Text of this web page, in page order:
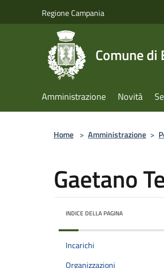
Regione Campania
Comune di
Amministrazione Novità
Home > Amministrazione >
Gaetano
INDICE DELLA PAGINA
Incarichi
Organizzazioni